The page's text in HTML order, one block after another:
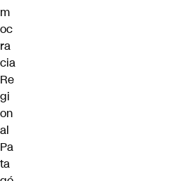
m
oc
ra
cia
Re
gi
on
al
Pa
ta